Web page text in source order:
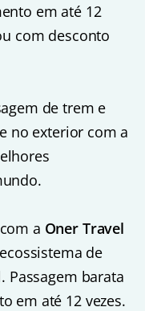
em até 12
com desconto
de trem e
no exterior com a
a Oner Travel
de
Passagem barata
em até 12 vezes.